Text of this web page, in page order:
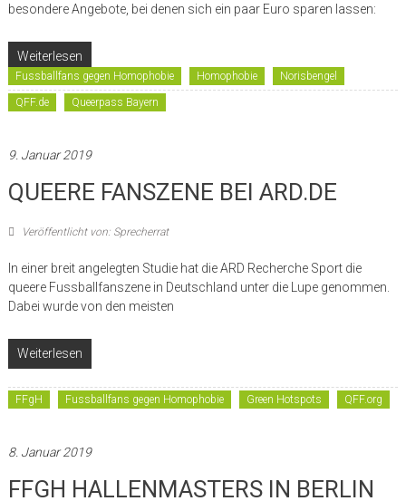
besondere Angebote, bei denen sich ein paar Euro sparen lassen:
Weiterlesen
Fussballfans gegen Homophobie Homophobie Norisbengel
QFF.de Queerpass Bayern
9. Januar 2019
QUEERE FANSZENE BEI ARD.DE
Veröffentlicht von: Sprecherrat
In einer breit angelegten Studie hat die ARD Recherche Sport die
queere Fussballfanszene in Deutschland unter die Lupe genommen.
Dabei wurde von den meisten
Weiterlesen
FFgH Fussballfans gegen Homophobie Green Hotspots QFF.org
8. Januar 2019
FFGH HALLENMASTERS IN BERLIN